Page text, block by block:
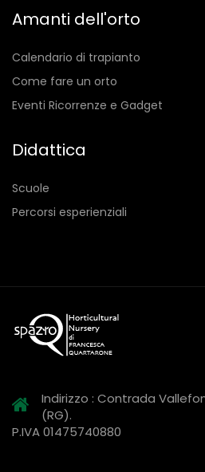
Amanti dell'orto
Calendario di trapianto
Come fare un orto
Eventi Ricorrenze e Gadget
Didattica
Scuole
Percorsi esperienziali
Indirizzo : Contrada
(RG).
P.IVA 01475740880